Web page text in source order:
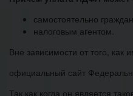
самостоятельно
налоговым агентом.
Вне зависимости от того,
официальный сайт
Так как когда он является